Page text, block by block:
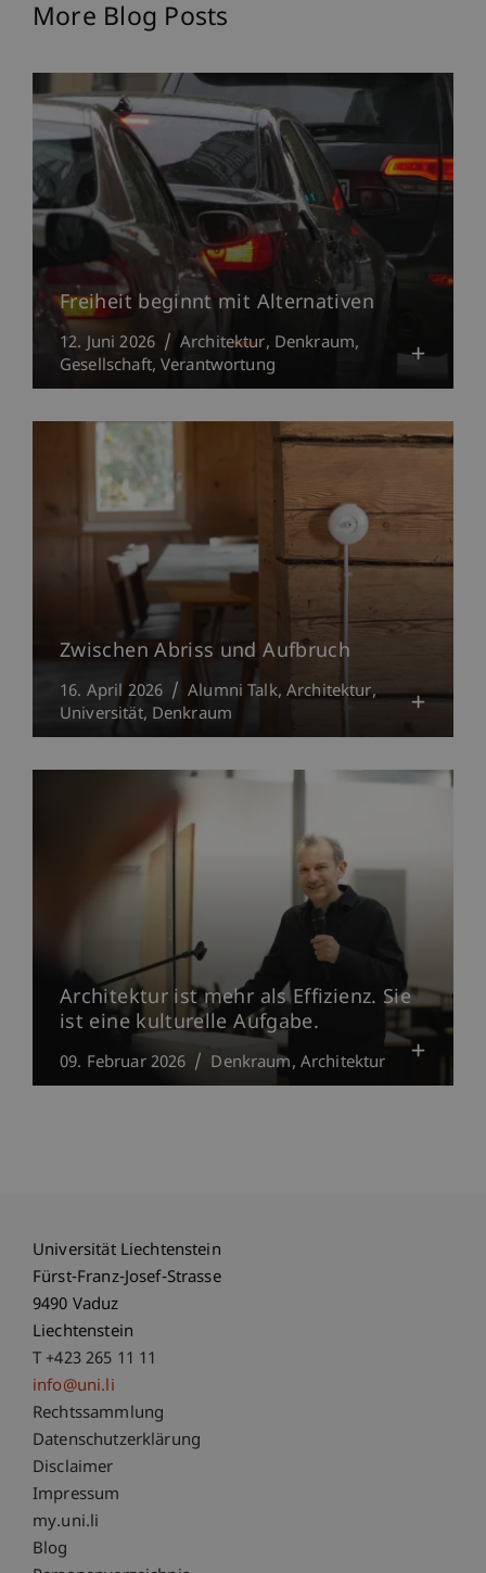
More Blog Posts
Freiheit beginnt mit Alternativen
12. Juni 2026 Architektur Denkraum
Gesellschaft Verantwortung
Zwischen Abriss und Aufbruch
16. April 2026 Alumni Talk Architektur
Universität Denkraum
Architektur ist mehr als Effizienz. Sie
ist eine kulturelle Aufgabe.
09. Februar 2026 Denkraum Architektur
Universität Liechtenstein
Fürst-Franz-Josef-Strasse
9490 Vaduz
Liechtenstein
T +423 265 11 11
info@uni.li
Fußzeile Rechtliche Hinweise
Rechtssammlung
Datenschutzerklärung
Disclaimer
Impressum
Fußzeile Subdomain-Verzeichnis
my.uni.li
Blog